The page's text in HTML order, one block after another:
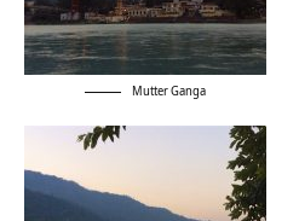
Mutter Ganga